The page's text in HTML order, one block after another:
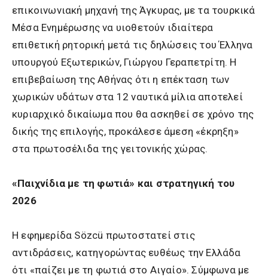
επικοινωνιακή μηχανή της Άγκυρας, με τα τουρκικά
Μέσα Ενημέρωσης να υιοθετούν ιδιαίτερα
επιθετική ρητορική μετά τις δηλώσεις του Έλληνα
υπουργού Εξωτερικών, Γιώργου Γεραπετρίτη. Η
επιβεβαίωση της Αθήνας ότι η επέκταση των
χωρικών υδάτων στα 12 ναυτικά μίλια αποτελεί
κυριαρχικό δικαίωμα που θα ασκηθεί σε χρόνο της
δικής της επιλογής, προκάλεσε άμεση «έκρηξη»
στα πρωτοσέλιδα της γειτονικής χώρας.
«Παιχνίδια με τη φωτιά» και στρατηγική του
2026
Η εφημερίδα Sözcü πρωτοστατεί στις
αντιδράσεις, κατηγορώντας ευθέως την Ελλάδα
ότι «παίζει με τη φωτιά στο Αιγαίο». Σύμφωνα με